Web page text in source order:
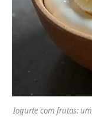
Iogurte com frutas: